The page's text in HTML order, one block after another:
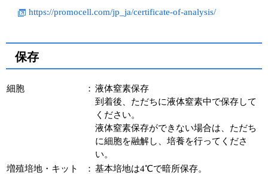
https://promocell.com/jp_ja/certificate-of-analysis/
保存
細胞 ： 液体窒素保存
到着後、ただちに液体窒素中で保存して
ください。
液体窒素保存ができない場合は、ただち
に細胞を融解し、培養を行ってくださ
い。
増殖培地・キット
： 基本培地は4℃で暗所保存。